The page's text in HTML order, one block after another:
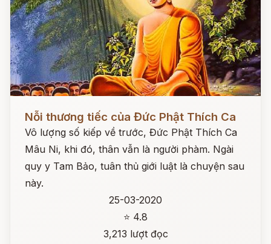
Đọc ngay
Nỗi thương tiếc của Đức Phật Thích Ca
Vô lượng số kiếp về trước, Đức Phật Thích Ca
Mâu Ni, khi đó, thân vẫn là người phàm. Ngài
quy y Tam Bảo, tuân thủ giới luật là chuyện sau
này.
25-03-2020
⭐ 4.8
3,213 lượt đọc